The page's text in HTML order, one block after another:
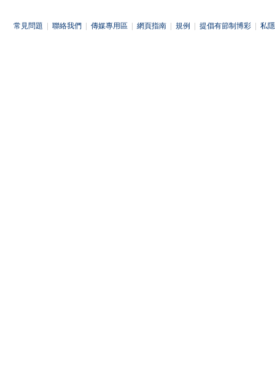
常見問題 聯絡我們 傳媒專用區 網頁指南 規例 提倡有節制博彩 私